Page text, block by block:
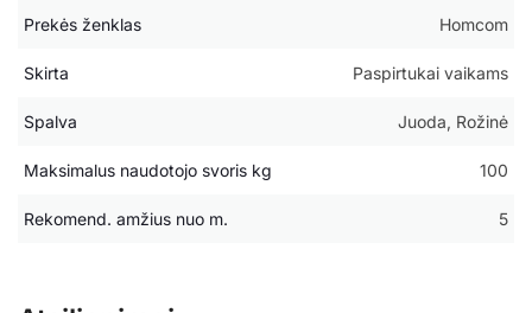
Prekės ženklas Homcom
Skirta Paspirtukai vaikams
Spalva Juoda, Rožinė
Maksimalus naudotojo svoris kg 100
Rekomend. amžius nuo m. 5